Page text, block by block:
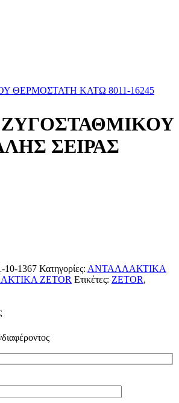
ΘΕΡΜΟΣΤΑΤΗ ΚΑΤΩ 8011-16245
ΖΥΓΟΣΤΑΘΜΙΚΟΥ
ΣΕΙΡΑΣ
10-1367 Κατηγορίες: ΑΝΤΑΛΛΑΚΤΙΚΑ
ZETOR Ετικέτες: ZETOR,